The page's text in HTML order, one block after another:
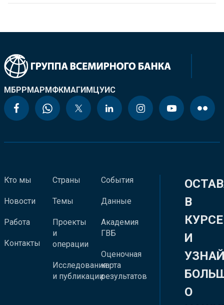
МБРРМАРМФКМАГИМЦУИС
Кто мы
Новости
Работа
Контакты
Страны
Темы
Проекты
и
операции
Исследования
и публикации
События
Данные
Академия
ГВБ
Оценочная
карта
результатов
В
КУРСЕ
И
О